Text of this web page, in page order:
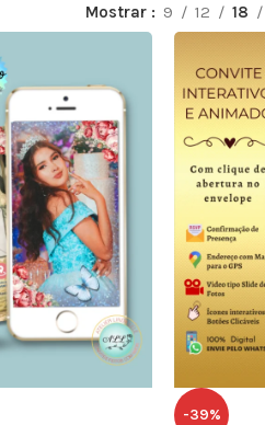
Mostrar 9 12 18
-39%